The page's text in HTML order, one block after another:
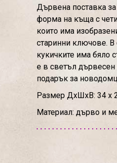
Дървена поставка
форма на къща с
които има
старинни ключове. В
кукичките има бяло
е в светъл
подарък за
Размер ДхШхВ: 34 х
Материал: дърво и